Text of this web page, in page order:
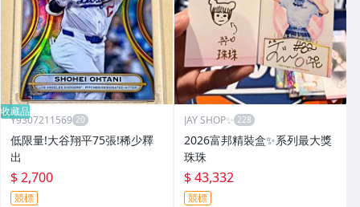
收藏品
Y9307211569
低限量!大谷翔平75張!稀少釋
出
$ 2,700
競標
JAY SHOP✨
2026富邦精裝盒✨系列最大獎
珠珠
$ 43,332
競標